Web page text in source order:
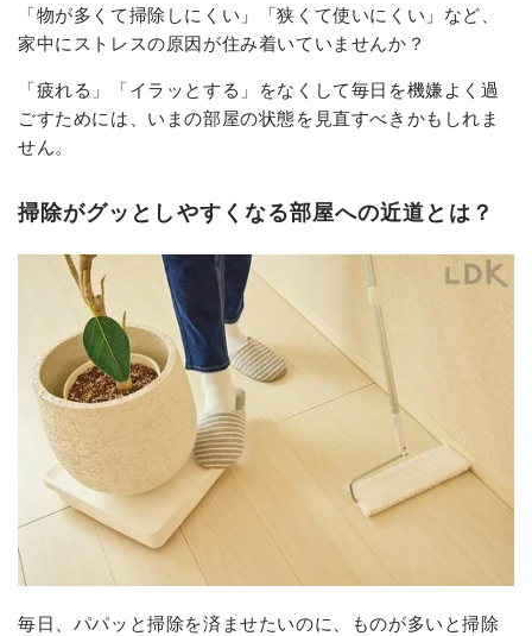
「物が多くて掃除しにくい」「狭くて使いにくい」など、
家中にストレスの原因が住み着いていませんか？
「疲れる」「イラッとする」をなくして毎日を機嫌よく過
ごすためには、いまの部屋の状態を見直すべきかもしれま
せん。
掃除がグッとしやすくなる部屋への近道とは？
毎日、パパッと掃除を済ませたいのに、ものが多いと掃除